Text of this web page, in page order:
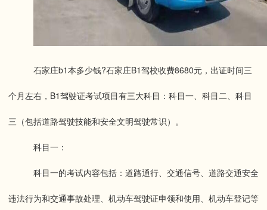
石家庄b1本多少钱?石家庄B1驾校收费8680元，出证时间三
个月左右， B1驾驶证考试项目有三大科目：科目一、科目二、科目
三（包括道路驾驶技能和安全文明驾驶常识）。
科目一：
科目一的考试内容包括：道路通行、交通信号、道路交通安全
违法行为和交通事故处理、机动车驾驶证申领和使用、机动车登记等